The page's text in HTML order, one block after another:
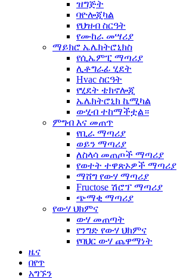
ዝግጅት
ባዮሎጂካል
የህዝብ ስርዓት
የሙከራ መሣሪያ
ማይክሮ ኤሌክትሮኒክስ
የሲኤምፒ ማጣሪያ
ሊቶግራፊ ሂደት
Hvac ስርዓት
የሂደት ቴክኖሎጂ
ኤሌክትሮኒክ ኬሚካል
ውሂብ ተከማችቷል።
ምግብ እና መጠጥ
የቢራ ማጣሪያ
ወይን ማጣሪያ
ለስላሳ መጠጦች ማጣሪያ
የወተት ተዋጽኦዎች ማጣሪያ
ማሸግ የውሃ ማጣሪያ
Fructose ሽሮፕ ማጣሪያ
ጭማቂ ማጣሪያ
የውሃ ህክምና
ውሃ መጠጣት
የንግድ የውሃ ህክምና
የባህር ውሃ ጨዋማነት
ዜና
በየጥ
አግኙን